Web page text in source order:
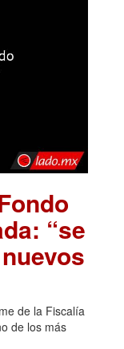
“se
de la Fiscalía
de los más